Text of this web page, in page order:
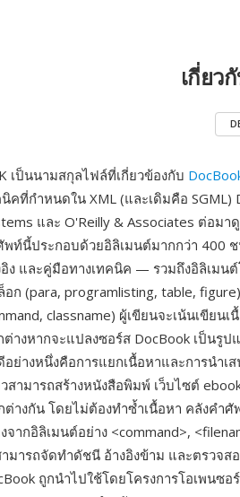
เกี่ยว
เป็นนามสกุลไฟล์ที่เกี่ยวข้องกับ
นิคที่กำหนดใน XML (และเดิมคือ
และ O'Reilly & Associates ต่อมา
พท์นี้ประกอบด้วยอิลิเมนต์มากกว่า 400
อิง และคู่มือทางเทคนิค — รวมถึงอิลิเมน
อก (para, programlisting, table,
classname) ผู้เขียนจะเน้นเขีย
ต่างหากจะแปลงซอร์ส DocBook เป็นรูป
ย่างหนึ่งคือการแยกเนื้อหาและการนำเ
วสามารถสร้างหนังสือพิมพ์ เว็บไซต์
ต่างกัน โดยไม่ต้องทำซ้ำเนื้อหา คลังคำ
งจากอิลิเมนต์อย่าง <command>,
ามารถจัดทำดัชนี อ้างอิงข้าม และตรวจ
ถูกนำไปใช้โดยโครงการโอเพนซ